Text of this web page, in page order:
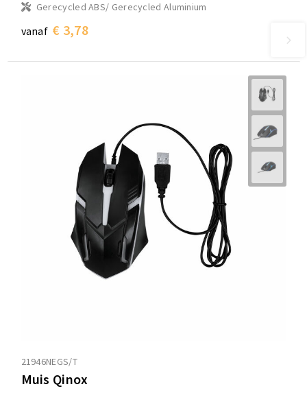
Gerecycled ABS/ Gerecycled Aluminium
vanaf € 3,78
21946NEGS/T
Muis Qinox